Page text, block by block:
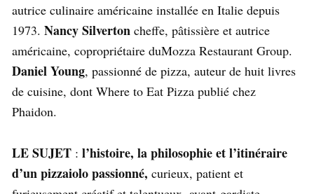
autrice culinaire américaine installée en Italie depuis
1973. Nancy Silverton cheffe, pâtissière et autrice
américaine, copropriétaire duMozza Restaurant Group.
Daniel Young, passionné de pizza, auteur de huit livres
de cuisine, dont Where to Eat Pizza publié chez
Phaidon.
LE SUJET : l’histoire, la philosophie et l’itinéraire
d’un pizzaiolo passionné, curieux, patient et